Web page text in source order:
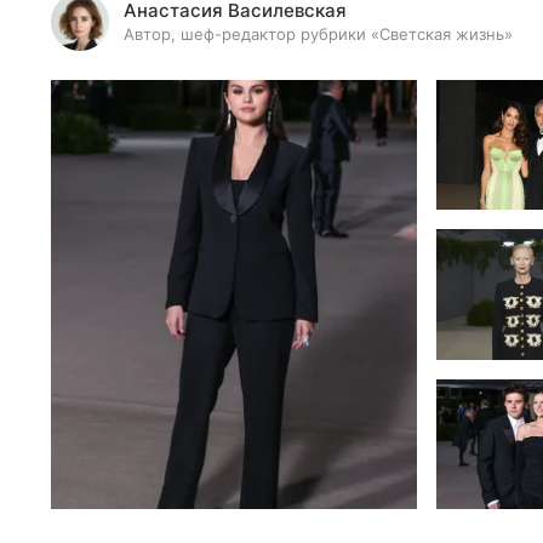
Анастасия Василевская
Автор, шеф-редактор рубрики «Светская жизнь»